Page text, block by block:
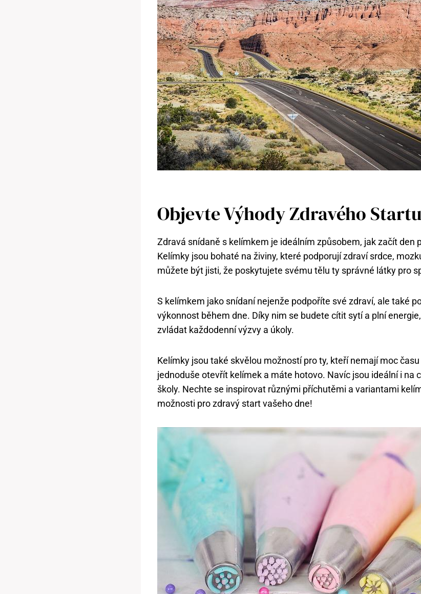
Objevte Výhody Zdravého
Zdravá snídaně s kelímkem je ideálním způsobem, jak začít den
Kelímky jsou bohaté na živiny, které podporují zdraví srdce,
můžete být jisti, že poskytujete svému tělu ty správné látky pro
S kelímkem jako snídaní nejenže podpoříte své zdraví, ale také
výkonnost během dne. Díky nim se budete cítit sytí a plní
zvládat každodenní výzvy a úkoly.
Kelímky jsou také skvělou možností pro ty, kteří nemají moc
jednoduše otevřít kelímek a máte hotovo. Navíc jsou ideální i na
školy. Nechte se inspirovat různými příchutěmi a variantami
možnosti pro zdravý start vašeho dne!